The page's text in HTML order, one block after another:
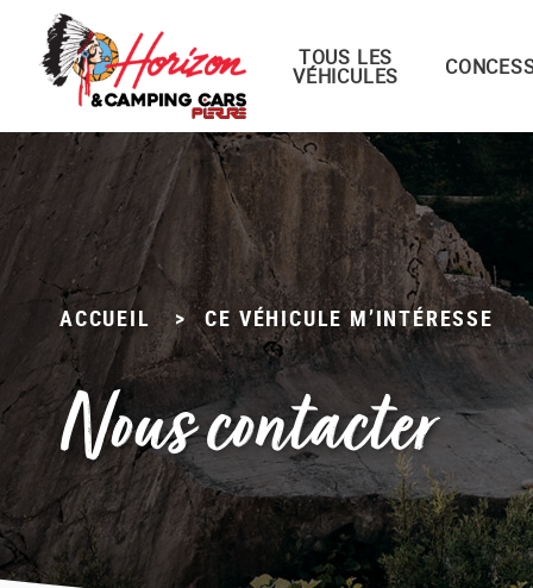
Passer
contenu
Menu principal
TOUS LES
VÉHICULES
ACCUEIL > CE VÉHICULE M’INTÉRESSE
Nous contacter